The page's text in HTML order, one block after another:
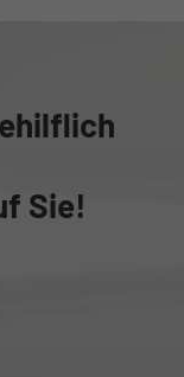
Sie!